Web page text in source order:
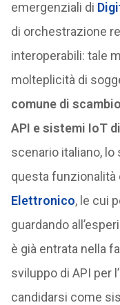
emergenziali di
di orchestrazione
interoperabili: tale
molteplicità di
comune di
API e sistemi IoT
scenario italiano,
questa funzionalità
Elettronico, le cui
guardando
è già entrata nella
sviluppo di API per
candidarsi come